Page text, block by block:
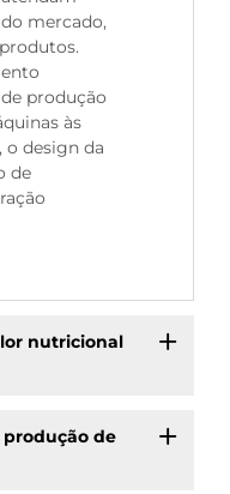
mercado,
produção
às
o design da
de
nutricional
de